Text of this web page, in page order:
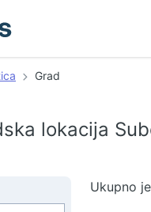
Grad
lokacija
Ukupno